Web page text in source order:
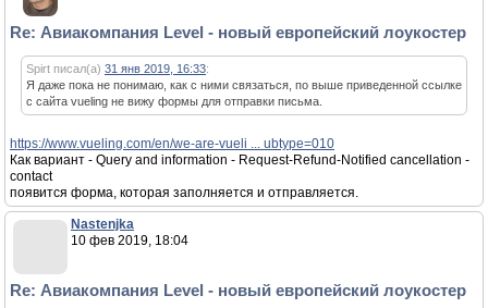
Re: Авиакомпания Level - новый европейский лоукостер
Spirt писал(а) 31 янв 2019, 16:33:
Я даже пока не понимаю, как с ними связаться, по выше приведенной ссылке
с сайта vueling не вижу формы для отправки письма.
https://www.vueling.com/en/we-are-vueli ... ubtype=010
Как вариант - Query and information - Request-Refund-Notified cancellation -
contact
появится форма, которая заполняется и отправляется.
Nastenjka
10 фев 2019, 18:04
Re: Авиакомпания Level - новый европейский лоукостер